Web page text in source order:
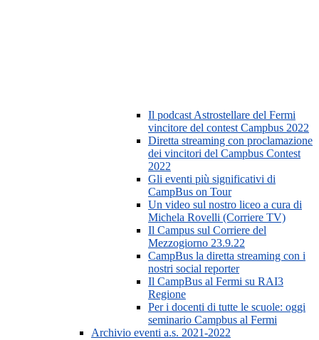
Il podcast Astrostellare del Fermi
vincitore del contest Campbus 2022
Diretta streaming con proclamazione
dei vincitori del Campbus Contest
2022
Gli eventi più significativi di
CampBus on Tour
Un video sul nostro liceo a cura di
Michela Rovelli (Corriere TV)
Il Campus sul Corriere del
Mezzogiorno 23.9.22
CampBus la diretta streaming con i
nostri social reporter
Il CampBus al Fermi su RAI3
Regione
Per i docenti di tutte le scuole: oggi
seminario Campbus al Fermi
Archivio eventi a.s. 2021-2022